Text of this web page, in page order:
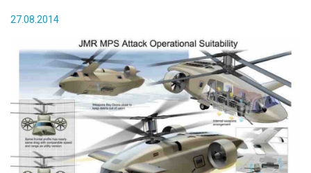
КОНТАКТЫ
27.08.2014